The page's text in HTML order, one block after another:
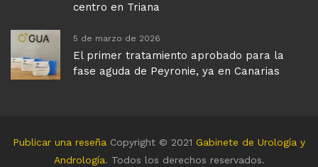
centro en Triana
5 de marzo de 2026
El primer tratamiento aprobado para la
fase aguda de Peyronie, ya en Canarias
Publicar una reseña Copyright © 2021 Gabinete de Urología y
Andrología. Todos los derechos reservados.